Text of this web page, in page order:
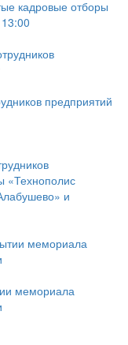
кадровые отборы
предприятий
«Технополис
и
мемориала